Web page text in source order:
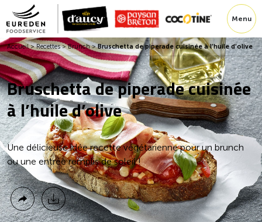
Menu
Accueil>Recettes>Brunch>Bruschetta de piperade cuisinée à l’huile d’olive
Bruschetta de piperade cuisinée
à l’huile d’olive
Une délicieuse idée recette végétarienne pour un brunch
ou une entrée remplis de soleil !